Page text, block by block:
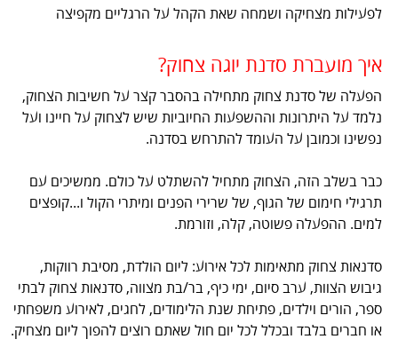
לפעילות מצחיקה ושמחה שאת הקהל על הרגליים מקפיצה
איך מועברת סדנת יוגה צחוק?
הפעלה של סדנת צחוק מתחילה בהסבר קצר על חשיבות הצחוק,
נלמד על היתרונות וההשפעות החיוביות שיש לצחוק על חיינו ועל
נפשינו וכמובן על העומד להתרחש בסדנה.
כבר בשלב הזה, הצחוק מתחיל להשתלט על כולם. ממשיכים עם
תרגילי חימום של הגוף, של שרירי הפנים ומיתרי הקול ו...קופצים
למים. ההפעלה פשוטה, קלה, וזורמת.
סדנאות צחוק מתאימות לכל אירוע: ליום הולדת, מסיבת רווקות,
גיבוש הצוות, ערב סיום, ימי כיף, בר/בת מצווה, סדנאות צחוק לבתי
ספר, הורים וילדים, פתיחת שנת הלימודים, לחגים, לאירוע משפחתי
או חברים בלבד ובכלל לכל יום חול שאתם רוצים להפוך ליום מצחיק.